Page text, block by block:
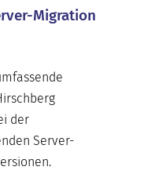
Migration
der
Server-